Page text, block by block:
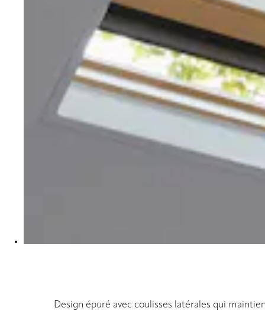
Design épuré avec coulisses latérales qui